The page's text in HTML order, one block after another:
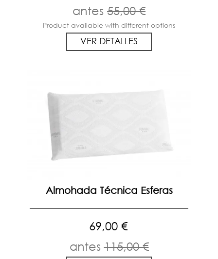
antes 55,00 €
Product available with different options
VER DETALLES
Almohada Técnica Esferas
69,00 €
antes115,00 €